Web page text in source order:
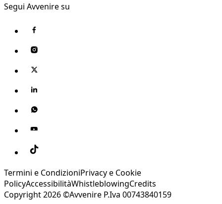
Segui Avvenire su
Termini e CondizioniPrivacy e Cookie
PolicyAccessibilitàWhistleblowingCredits
Copyright 2026 ©Avvenire P.Iva 00743840159